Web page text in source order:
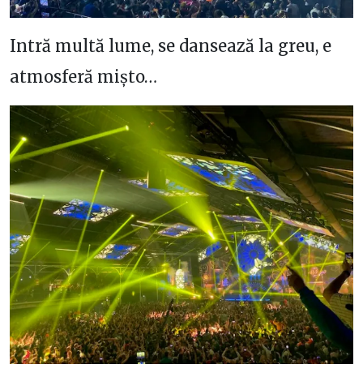
Intră multă lume, se dansează la greu, e
atmosferă mișto…